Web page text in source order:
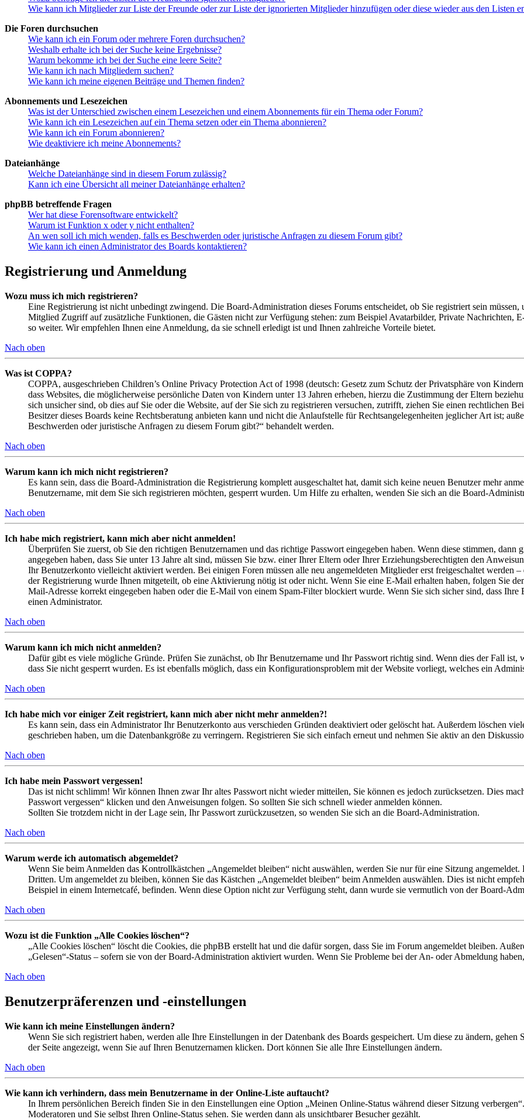
Wie kann ich Mitglieder zur Liste der Freunde oder zur Liste der ignorierten Mitglieder hinzufügen oder diese wieder aus den Listen
Die Foren durchsuchen
Wie kann ich ein Forum oder mehrere Foren durchsuchen?
Weshalb erhalte ich bei der Suche keine Ergebnisse?
Warum bekomme ich bei der Suche eine leere Seite?
Wie kann ich nach Mitgliedern suchen?
Wie kann ich meine eigenen Beiträge und Themen finden?
Abonnements und Lesezeichen
Was ist der Unterschied zwischen einem Lesezeichen und einem Abonnements für ein Thema oder Forum?
Wie kann ich ein Lesezeichen auf ein Thema setzen oder ein Thema abonnieren?
Wie kann ich ein Forum abonnieren?
Wie deaktiviere ich meine Abonnements?
Dateianhänge
Welche Dateianhänge sind in diesem Forum zulässig?
Kann ich eine Übersicht all meiner Dateianhänge erhalten?
phpBB betreffende Fragen
Wer hat diese Forensoftware entwickelt?
Warum ist Funktion x oder y nicht enthalten?
An wen soll ich mich wenden, falls es Beschwerden oder juristische Anfragen zu diesem Forum gibt?
Wie kann ich einen Administrator des Boards kontaktieren?
Registrierung und Anmeldung
Wozu muss ich mich registrieren?
Eine Registrierung ist nicht unbedingt zwingend. Die Board-Administration dieses Forums entscheidet, ob Sie registriert sein
Mitglied Zugriff auf zusätzliche Funktionen, die Gästen nicht zur Verfügung stehen: zum Beispiel Avatarbilder, Private Nachrichten,
so weiter. Wir empfehlen Ihnen eine Anmeldung, da sie schnell erledigt ist und Ihnen zahlreiche Vorteile bietet.
Nach oben
Was ist COPPA?
COPPA, ausgeschrieben Children’s Online Privacy Protection Act of 1998 (deutsch: Gesetz zum Schutz der Privatsphäre von
dass Websites, die möglicherweise persönliche Daten von Kindern unter 13 Jahren erheben, hierzu die Zustimmung der Eltern
sich unsicher sind, ob dies auf Sie oder die Website, auf der Sie sich zu registrieren versuchen, zutrifft, ziehen Sie einen rechtlichen
Besitzer dieses Boards keine Rechtsberatung anbieten kann und nicht die Anlaufstelle für Rechtsangelegenheiten jeglicher Art ist;
Beschwerden oder juristische Anfragen zu diesem Forum gibt?“ behandelt werden.
Nach oben
Warum kann ich mich nicht registrieren?
Es kann sein, dass die Board-Administration die Registrierung komplett ausgeschaltet hat, damit sich keine neuen Benutzer mehr
Benutzername, mit dem Sie sich registrieren möchten, gesperrt wurden. Um Hilfe zu erhalten, wenden Sie sich an die Board-
Nach oben
Ich habe mich registriert, kann mich aber nicht anmelden!
Überprüfen Sie zuerst, ob Sie den richtigen Benutzernamen und das richtige Passwort eingegeben haben. Wenn diese stimmen, dann
angegeben haben, dass Sie unter 13 Jahre alt sind, müssen Sie bzw. einer Ihrer Eltern oder Ihrer Erziehungsberechtigten den
Ihr Benutzerkonto vielleicht aktiviert werden. Bei einigen Foren müssen alle neu angemeldeten Mitglieder erst freigeschaltet werden
der Registrierung wurde Ihnen mitgeteilt, ob eine Aktivierung nötig ist oder nicht. Wenn Sie eine E-Mail erhalten haben, folgen Sie
Mail-Adresse korrekt eingegeben haben oder die E-Mail von einem Spam-Filter blockiert wurde. Wenn Sie sich sicher sind, dass
einen Administrator.
Nach oben
Warum kann ich mich nicht anmelden?
Dafür gibt es viele mögliche Gründe. Prüfen Sie zunächst, ob Ihr Benutzername und Ihr Passwort richtig sind. Wenn dies der Fall ist,
dass Sie nicht gesperrt wurden. Es ist ebenfalls möglich, dass ein Konfigurationsproblem mit der Website vorliegt, welches ein
Nach oben
Ich habe mich vor einiger Zeit registriert, kann mich aber nicht mehr anmelden?!
Es kann sein, dass ein Administrator Ihr Benutzerkonto aus verschieden Gründen deaktiviert oder gelöscht hat. Außerdem löschen
geschrieben haben, um die Datenbankgröße zu verringern. Registrieren Sie sich einfach erneut und nehmen Sie aktiv an den
Nach oben
Ich habe mein Passwort vergessen!
Das ist nicht schlimm! Wir können Ihnen zwar Ihr altes Passwort nicht wieder mitteilen, Sie können es jedoch zurücksetzen. Dies
Passwort vergessen“ klicken und den Anweisungen folgen. So sollten Sie sich schnell wieder anmelden können.
Sollten Sie trotzdem nicht in der Lage sein, Ihr Passwort zurückzusetzen, so wenden Sie sich an die Board-Administration.
Nach oben
Warum werde ich automatisch abgemeldet?
Wenn Sie beim Anmelden das Kontrollkästchen „Angemeldet bleiben“ nicht auswählen, werden Sie nur für eine Sitzung
Dritten. Um angemeldet zu bleiben, können Sie das Kästchen „Angemeldet bleiben“ beim Anmelden auswählen. Dies ist nicht
Beispiel in einem Internetcafé, befinden. Wenn diese Option nicht zur Verfügung steht, dann wurde sie vermutlich von der Board-
Nach oben
Wozu ist die Funktion „Alle Cookies löschen“?
„Alle Cookies löschen“ löscht die Cookies, die phpBB erstellt hat und die dafür sorgen, dass Sie im Forum angemeldet bleiben.
„Gelesen“-Status – sofern sie von der Board-Administration aktiviert wurden. Wenn Sie Probleme bei der An- oder Abmeldung
Nach oben
Benutzerpräferenzen und -einstellungen
Wie kann ich meine Einstellungen ändern?
Wenn Sie sich registriert haben, werden alle Ihre Einstellungen in der Datenbank des Boards gespeichert. Um diese zu ändern,
der Seite angezeigt, wenn Sie auf Ihren Benutzernamen klicken. Dort können Sie alle Ihre Einstellungen ändern.
Nach oben
Wie kann ich verhindern, dass mein Benutzername in der Online-Liste auftaucht?
In Ihrem persönlichen Bereich finden Sie in den Einstellungen eine Option „Meinen Online-Status während dieser Sitzung
Moderatoren und Sie selbst Ihren Online-Status sehen. Sie werden dann als unsichtbarer Besucher gezählt.